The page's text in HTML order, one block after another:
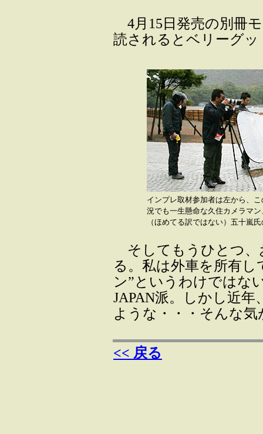
4月15日発売の別冊
読されるとベリーグ
インプレ取材参加者は左から、
況でも一生懸命な久住カメラマ
（ほめてる訳ではない）五十嵐
そしてもうひとつ、
る。私は外車を所有
ン”というわけではな
JAPAN派。しかし近
ような・・・そんな
<< 戻る